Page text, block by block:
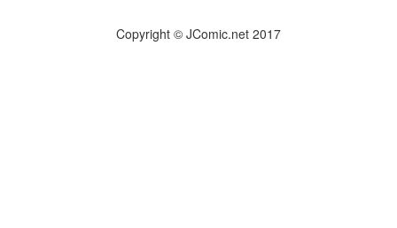
Copyright © JComic.net 2017